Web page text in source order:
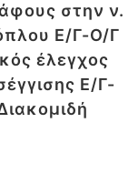
στην ν.
Ε/Γ-Ο/Γ
έλεγχος
Ε/Γ-